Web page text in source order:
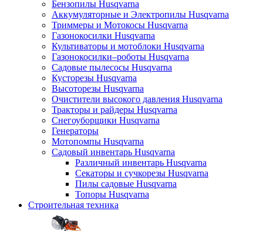
Бензопилы Husqvarna
Аккумуляторные и Электропилы Нusqvarna
Триммеры и Мотокосы Нusqvarna
Газонокосилки Husqvarna
Культиваторы и мотоблоки Husqvarna
Газонокосилки–роботы Husqvarna
Садовые пылесосы Husqvarna
Кусторезы Husqvarna
Высоторезы Husqvarna
Очистители высокого давления Husqvarna
Тракторы и райдеры Husqvarna
Снегоуборщики Husqvarna
Генераторы
Мотопомпы Husqvarna
Садовый инвентарь Husqvarna
Различный инвентарь Husqvarna
Секаторы и сучкорезы Husqvarna
Пилы садовые Husqvarna
Топоры Husqvarna
Строительная техника